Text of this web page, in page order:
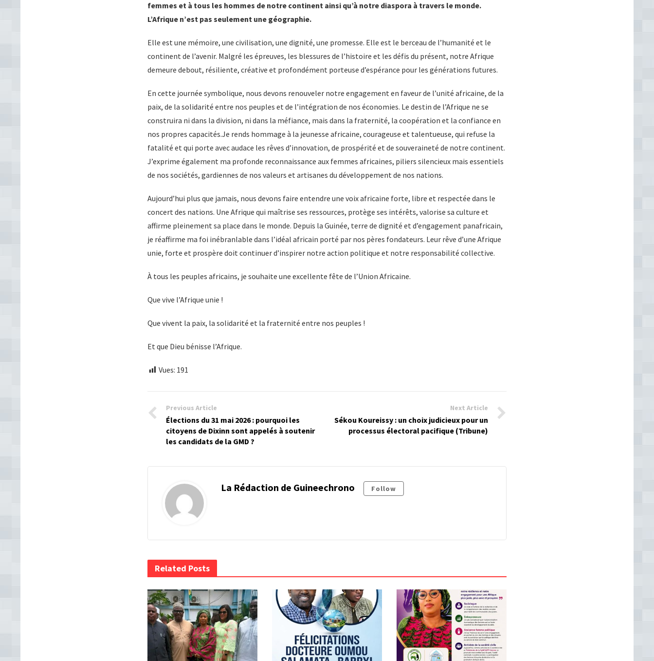
femmes et à tous les hommes de notre continent ainsi qu’à notre diaspora à travers le monde.
L’Afrique n’est pas seulement une géographie.
Elle est une mémoire, une civilisation, une dignité, une promesse. Elle est le berceau de l’humanité et le
continent de l’avenir. Malgré les épreuves, les blessures de l’histoire et les défis du présent, notre Afrique
demeure debout, résiliente, créative et profondément porteuse d’espérance pour les générations futures.
En cette journée symbolique, nous devons renouveler notre engagement en faveur de l’unité africaine, de la
paix, de la solidarité entre nos peuples et de l’intégration de nos économies. Le destin de l’Afrique ne se
construira ni dans la division, ni dans la méfiance, mais dans la fraternité, la coopération et la confiance en
nos propres capacités.Je rends hommage à la jeunesse africaine, courageuse et talentueuse, qui refuse la
fatalité et qui porte avec audace les rêves d’innovation, de prospérité et de souveraineté de notre continent.
J’exprime également ma profonde reconnaissance aux femmes africaines, piliers silencieux mais essentiels
de nos sociétés, gardiennes de nos valeurs et artisanes du développement de nos nations.
Aujourd’hui plus que jamais, nous devons faire entendre une voix africaine forte, libre et respectée dans le
concert des nations. Une Afrique qui maîtrise ses ressources, protège ses intérêts, valorise sa culture et
affirme pleinement sa place dans le monde. Depuis la Guinée, terre de dignité et d’engagement panafricain,
je réaffirme ma foi inébranlable dans l’idéal africain porté par nos pères fondateurs. Leur rêve d’une Afrique
unie, forte et prospère doit continuer d’inspirer notre action politique et notre responsabilité collective.
À tous les peuples africains, je souhaite une excellente fête de l’Union Africaine.
Que vive l’Afrique unie !
Que vivent la paix, la solidarité et la fraternité entre nos peuples !
Et que Dieu bénisse l’Afrique.
Vues: 191
Previous Article
Élections du 31 mai 2026 : pourquoi les
citoyens de Dixinn sont appelés à soutenir
les candidats de la GMD ?
Next Article
Sékou Koureissy : un choix judicieux pour un
processus électoral pacifique (Tribune)
La Rédaction de Guineechrono Follow
Related Posts